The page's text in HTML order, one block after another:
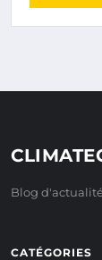
Blog
CATÉGORIES